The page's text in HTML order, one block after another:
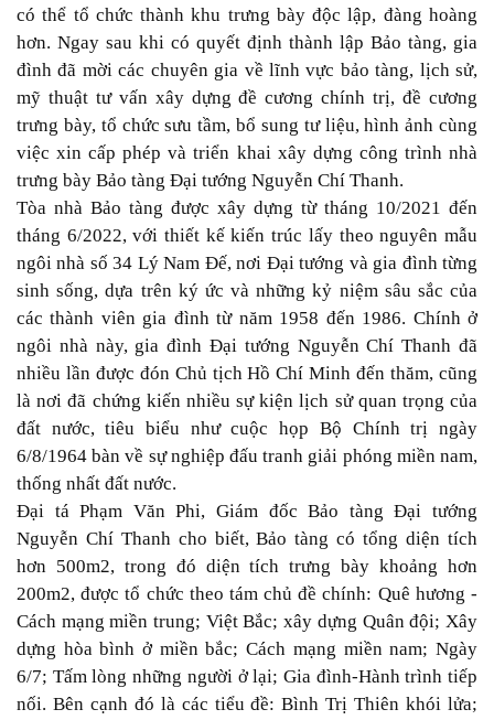
có thể tổ chức thành khu trưng bày độc lập, đàng hoàng
hơn. Ngay sau khi có quyết định thành lập Bảo tàng, gia
đình đã mời các chuyên gia về lĩnh vực bảo tàng, lịch sử,
mỹ thuật tư vấn xây dựng đề cương chính trị, đề cương
trưng bày, tổ chức sưu tầm, bổ sung tư liệu, hình ảnh cùng
việc xin cấp phép và triển khai xây dựng công trình nhà
trưng bày Bảo tàng Đại tướng Nguyễn Chí Thanh.
Tòa nhà Bảo tàng được xây dựng từ tháng 10/2021 đến
tháng 6/2022, với thiết kế kiến trúc lấy theo nguyên mẫu
ngôi nhà số 34 Lý Nam Đế, nơi Đại tướng và gia đình từng
sinh sống, dựa trên ký ức và những kỷ niệm sâu sắc của
các thành viên gia đình từ năm 1958 đến 1986. Chính ở
ngôi nhà này, gia đình Đại tướng Nguyễn Chí Thanh đã
nhiều lần được đón Chủ tịch Hồ Chí Minh đến thăm, cũng
là nơi đã chứng kiến nhiều sự kiện lịch sử quan trọng của
đất nước, tiêu biểu như cuộc họp Bộ Chính trị ngày
6/8/1964 bàn về sự nghiệp đấu tranh giải phóng miền nam,
thống nhất đất nước.
Đại tá Phạm Văn Phi, Giám đốc Bảo tàng Đại tướng
Nguyễn Chí Thanh cho biết, Bảo tàng có tổng diện tích
hơn 500m2, trong đó diện tích trưng bày khoảng hơn
200m2, được tổ chức theo tám chủ đề chính: Quê hương -
Cách mạng miền trung; Việt Bắc; xây dựng Quân đội; Xây
dựng hòa bình ở miền bắc; Cách mạng miền nam; Ngày
6/7; Tấm lòng những người ở lại; Gia đình-Hành trình tiếp
nối. Bên cạnh đó là các tiểu đề: Bình Trị Thiên khói lửa;